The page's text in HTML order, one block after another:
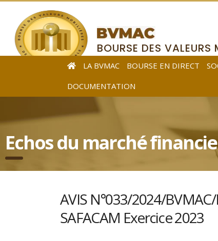
BOURSE DES VALEURS
DE L’AFRIQUE
LA BVMAC BOURSE EN DIRECT
DOCUMENTATION
Echos du marché
AVIS N°033/2024/
SAFACAM Exercice 2023